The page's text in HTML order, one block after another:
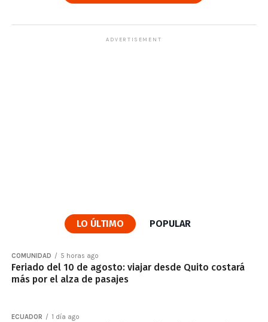
ADVERTISEMENT
LO ÚLTIMO POPULAR
COMUNIDAD 5 horas ago
Feriado del 10 de agosto: viajar desde Quito costará
más por el alza de pasajes
ECUADOR 1 día ago